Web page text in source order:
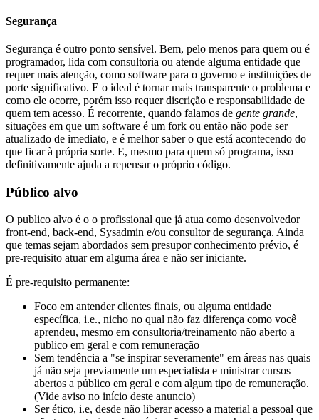
Segurança
Segurança é outro ponto sensível. Bem, pelo menos para quem ou é
programador, lida com consultoria ou atende alguma entidade que
requer mais atenção, como software para o governo e instituições de
porte significativo. E o ideal é tornar mais transparente o problema e
como ele ocorre, porém isso requer discrição e responsabilidade de
quem tem acesso. É recorrente, quando falamos de gente grande,
situações em que um software é um fork ou então não pode ser
atualizado de imediato, e é melhor saber o que está acontecendo do
que ficar à própria sorte. E, mesmo para quem só programa, isso
definitivamente ajuda a repensar o próprio código.
Público alvo
O publico alvo é o o profissional que já atua como desenvolvedor
front-end, back-end, Sysadmin e/ou consultor de segurança. Ainda
que temas sejam abordados sem presupor conhecimento prévio, é
pre-requisito atuar em alguma área e não ser iniciante.
É pre-requisito permanente:
Foco em antender clientes finais, ou alguma entidade
específica, i.e., nicho no qual não faz diferença como você
aprendeu, mesmo em consultoria/treinamento não aberto a
publico em geral e com remuneração
Sem tendência a "se inspirar severamente" em áreas nas quais
já não seja previamente um especialista e ministrar cursos
abertos a público em geral e com algum tipo de remuneração.
(Vide aviso no início deste anuncio)
Ser ético, i.e, desde não liberar acesso a material a pessoal que